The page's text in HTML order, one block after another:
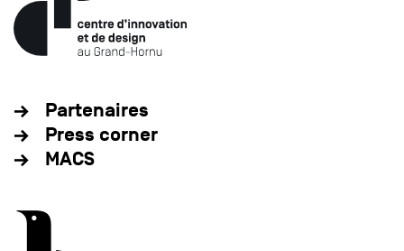
Partenaires
Press corner
MACS